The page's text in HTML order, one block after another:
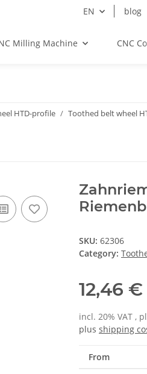
EN blog
Milling Machine CNC
HTD-profile
Toothed belt wheel
SKU: 62306
Category:
12,46 €
incl. 20% VAT ,
plus shipping
From